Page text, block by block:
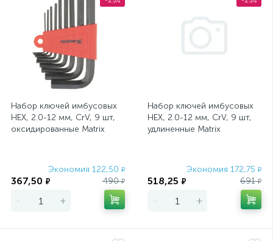
Набор ключей имбусовых
HEX, 2.0-12 мм, CrV, 9 шт,
оксидированные Matrix
Экономия 122,50 ₽
367,50 ₽ 490₽
- +
Набор ключей имбусовых
HEX, 2.0-12 мм, CrV, 9 шт,
удлиненные Matrix
Экономия 172,75 ₽
518,25 ₽ 691₽
- +